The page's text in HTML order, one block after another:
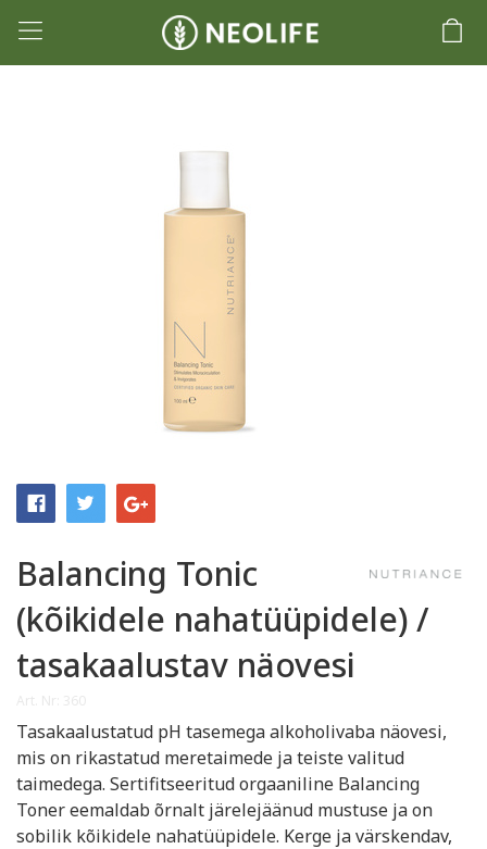
Balancing Tonic
(kõikidele nahatüüpidele) /
tasakaalustav näovesi
Tasakaalustatud pH tasemega alkoholivaba näovesi,
mis on rikastatud meretaimede ja teiste valitud
taimedega. Sertifitseeritud orgaaniline Balancing
Toner eemaldab õrnalt järelejäänud mustuse ja on
sobilik kõikidele nahatüüpidele. Kerge ja värskendav,